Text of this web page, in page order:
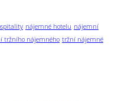
nájemné hotelu nájemní
tržního nájemného tržní nájemné